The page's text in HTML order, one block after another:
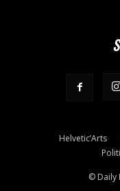
Helvetic’Arts
© Daily